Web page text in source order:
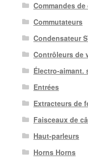
Commandes
Commutateurs
Condensateur
Contrôleurs de
Électro-aimant.
Entrées
Extracteurs de
Faisceaux de
Haut-parleurs
Horns Horns